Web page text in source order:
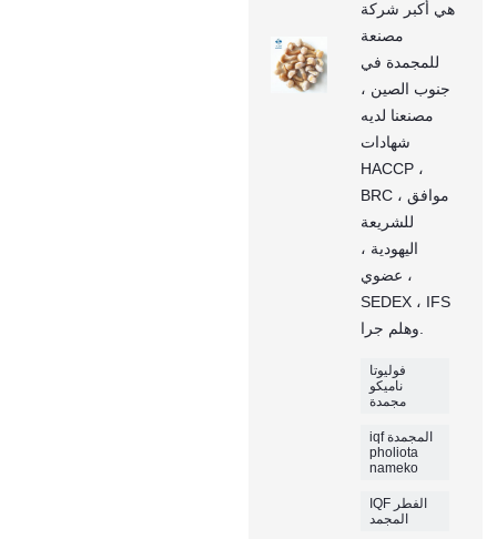
هي أكبر شركة
مصنعة
للمجمدة في
جنوب الصين ،
مصنعنا لديه
شهادات
HACCP ،
BRC ، موافق
للشريعة
اليهودية ،
عضوي ،
SEDEX ، IFS
فوليوتا
ناميكو
مجمدة
iqf المجمدة
pholiota
nameko
IQF الفطر
المجمد